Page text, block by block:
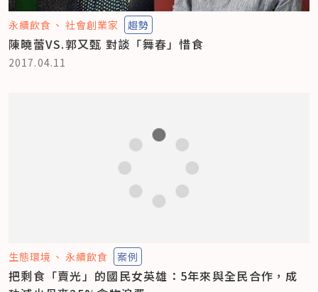
永續飲食 社會創業家 趨勢
陳曉蕾VS.郭又甄 對談「舞春」惜食
2017.04.11
生態環境 永續飲食 案例
把剩食「賣光」的國民女英雄：5年來與全民合作，成